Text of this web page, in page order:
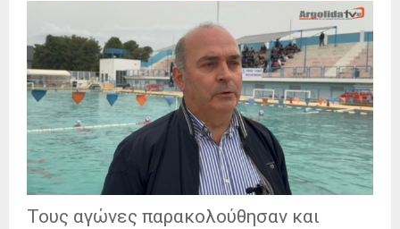
Τους αγώνες παρακολούθησαν και